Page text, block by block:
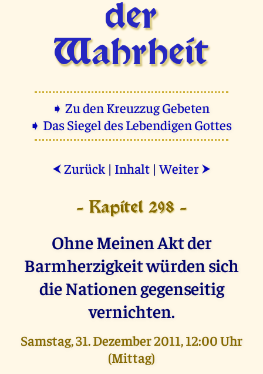
der
Wahrheit
➧ Zu den Kreuzzug Gebeten
➧ Das Siegel des Lebendigen Gottes
⮜ Zurück | Inhalt |Weiter ⮞
- Kapitel 298 -
Ohne Meinen Akt der
Barmherzigkeit würden sich
die Nationen gegenseitig
vernichten.
Samstag, 31. Dezember 2011, 12:00 Uhr
(Mittag)